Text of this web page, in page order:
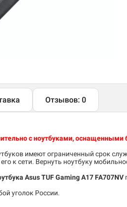
Отзывов: 0
с ноутбуками, оснащенными
имеют ограниченный срок
к сети. Вернуть ноутбуку
Asus TUF Gaming A17 FA707NV
уголок России.